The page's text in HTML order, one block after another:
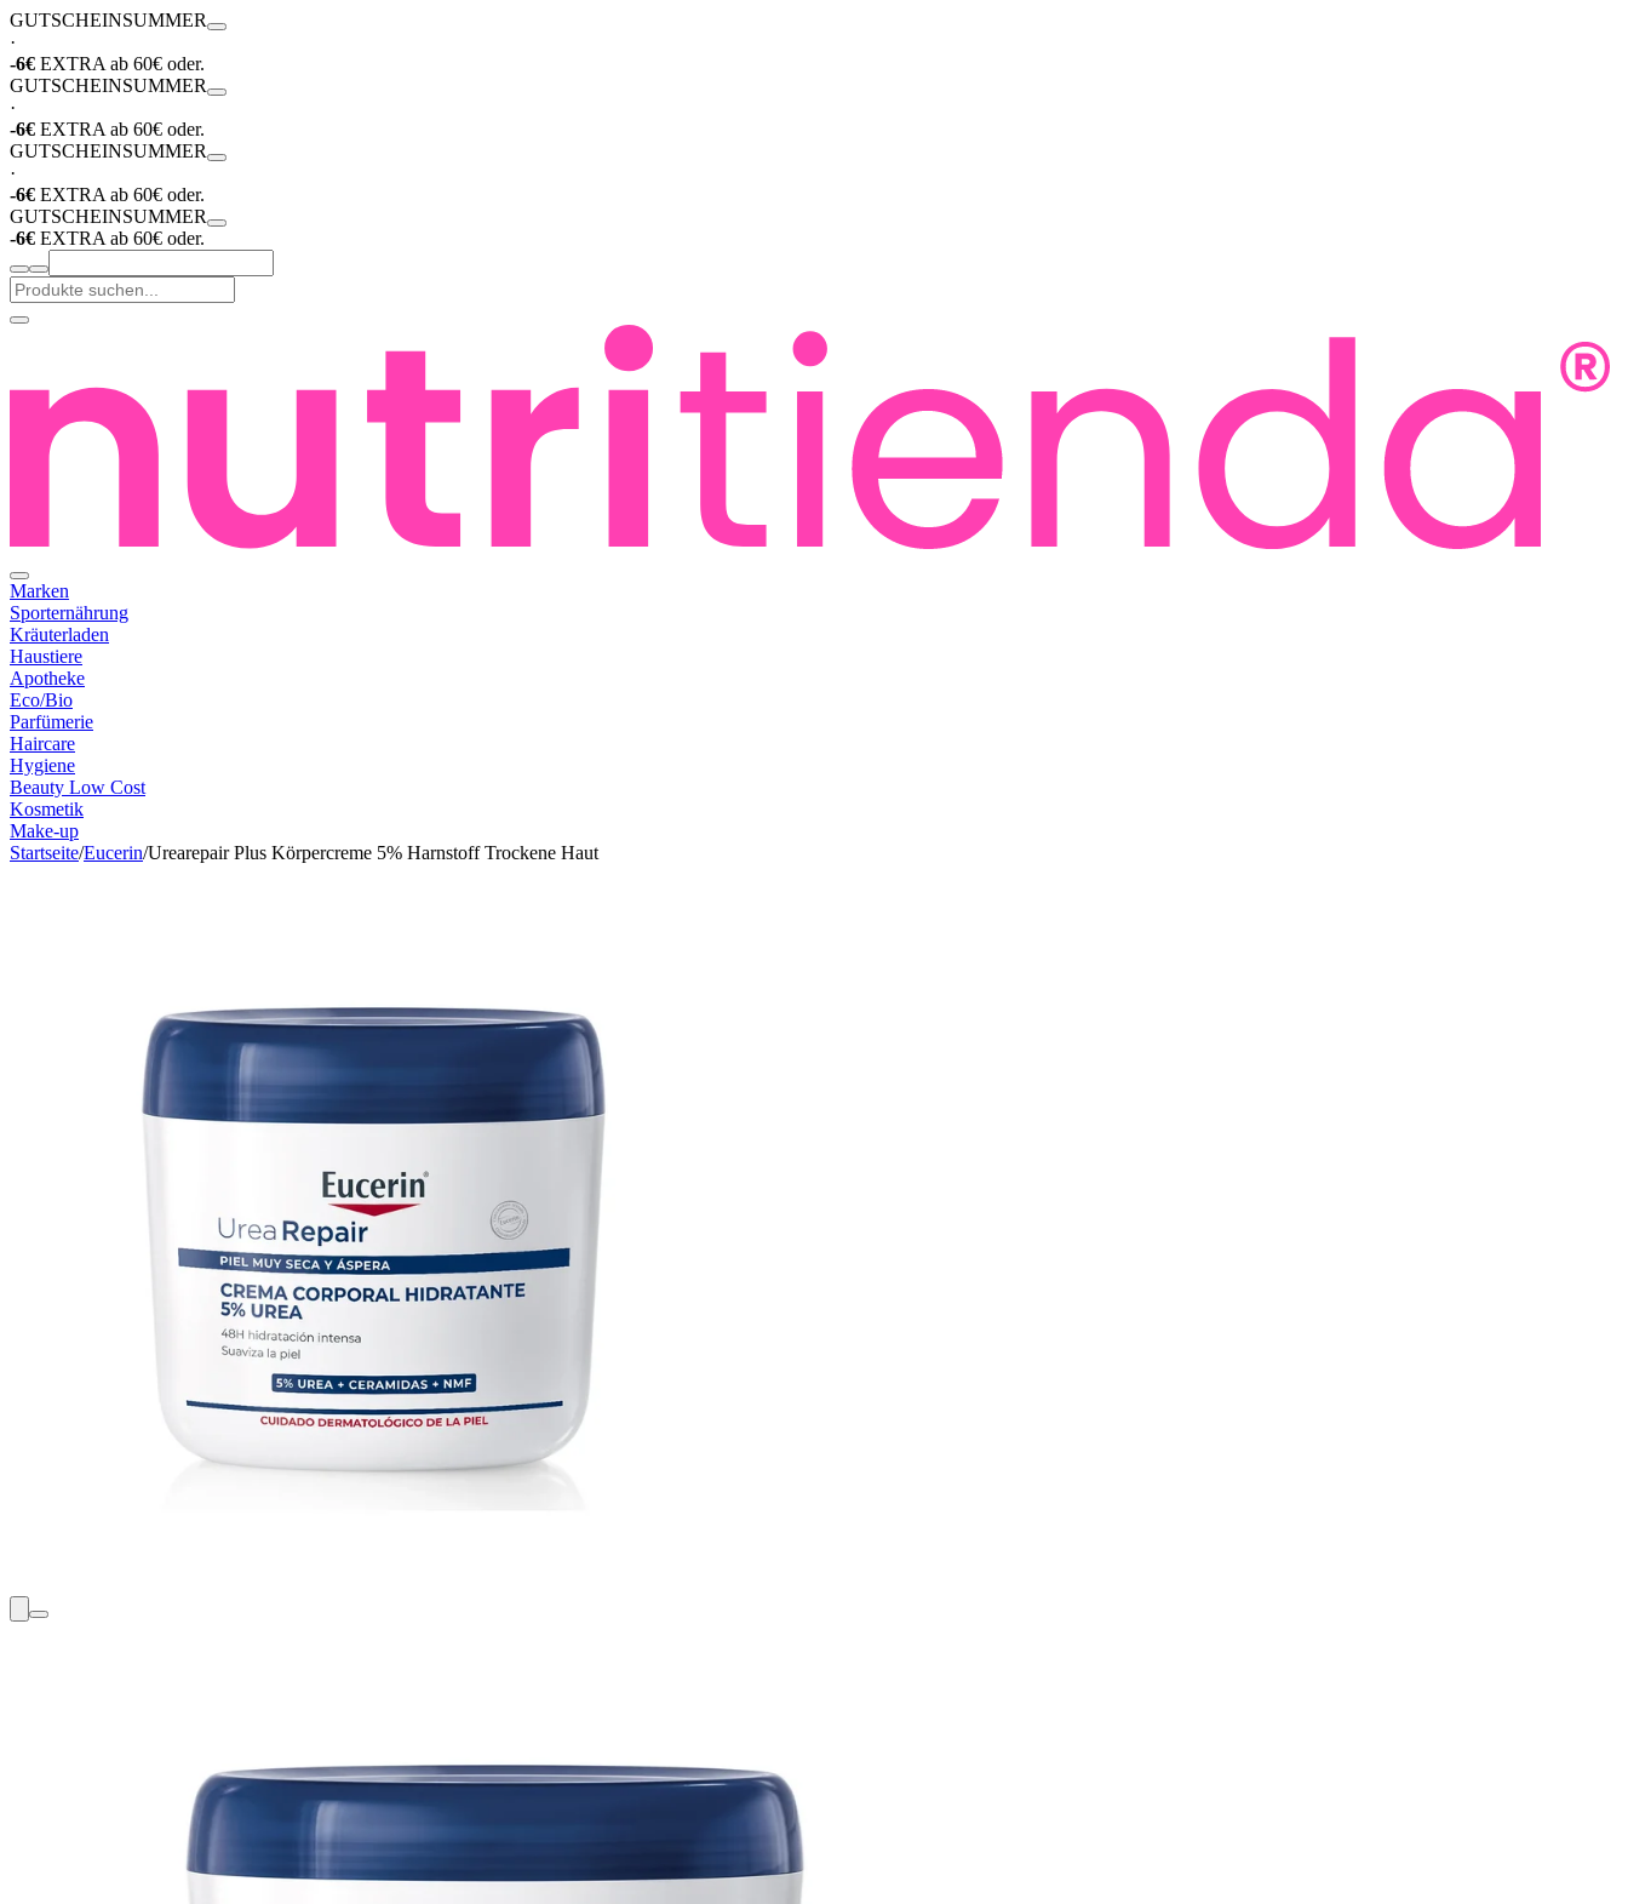
GUTSCHEINSUMMER
·
-6€ EXTRA ab 60€ oder.
GUTSCHEINSUMMER
·
-6€ EXTRA ab 60€ oder.
GUTSCHEINSUMMER
·
-6€ EXTRA ab 60€ oder.
GUTSCHEINSUMMER
-6€ EXTRA ab 60€ oder.
Marken
Sporternährung
Kräuterladen
Haustiere
Apotheke
Eco/Bio
Parfümerie
Haircare
Hygiene
Beauty Low Cost
Kosmetik
Make-up
Startseite/Eucerin/Urearepair Plus Körpercreme 5% Harnstoff Trockene Haut